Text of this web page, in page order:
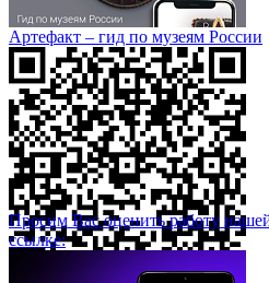
Артефакт – гид по музеям России
Просим Вас оценить работу
ссылке: